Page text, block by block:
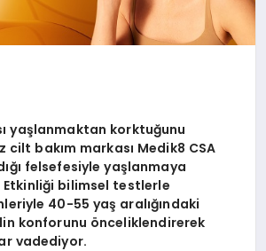
yaşlanmaktan korktuğunu
cilt bakım markası Medik8 CSA
felsefesiyle yaşlanmaya
bilimsel testlerle
40-55 yaş aralığındaki
konforunu önceliklendirerek
vadediyor.